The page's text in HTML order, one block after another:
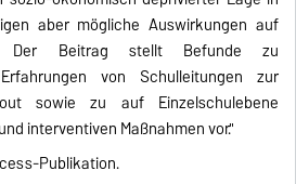
aber mögliche Auswirkungen auf
Der Beitrag stellt Befunde zu
von Schulleitungen zur
sowie zu auf Einzelschulebene
interventiven Maßnahmen vor."
Publikation.